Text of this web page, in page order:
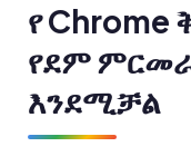
የ
የደም
እንደሚቻል
Suomi
Hrvatski
Slovenčina
كوردی‎